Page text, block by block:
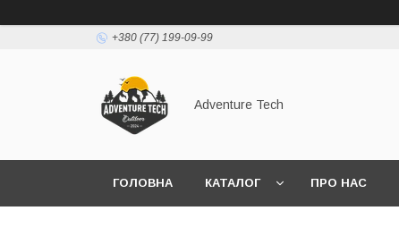
+380 (77) 199-09-99
Adventure Tech
ГОЛОВНА КАТАЛОГ ПРО НАС